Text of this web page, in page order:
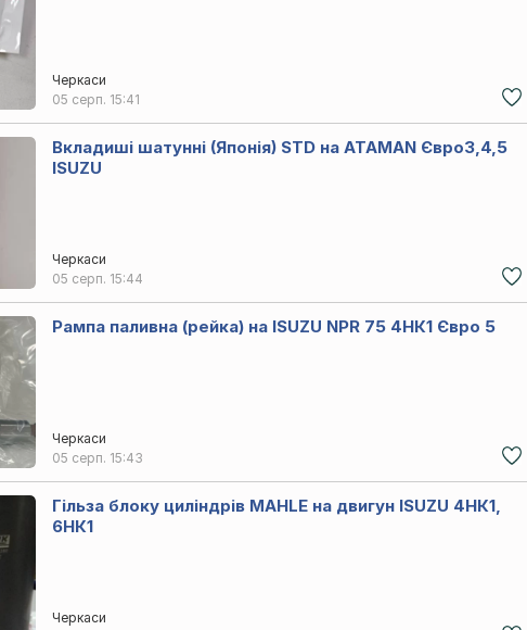
Черкаси
05 серп. 15:41
Вкладиші шатунні (Японія) STD на ATAMAN Євро3,4,5
ISUZU
Черкаси
05 серп. 15:44
Рампа паливна (рейка) на ISUZU NPR 75 4НК1 Євро 5
Черкаси
05 серп. 15:43
Гільза блоку циліндрів MAHLE на двигун ISUZU 4НК1,
6НК1
Черкаси